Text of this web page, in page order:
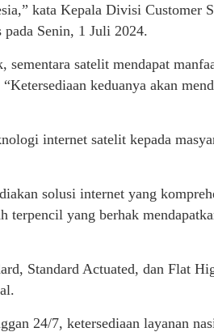
kata Kepala Divisi Customer
Senin, 1 Juli 2024.
satelit mendapat
keduanya akan
internet satelit kepada
solusi internet yang
terpencil yang berhak
Standard Actuated, dan Flat
24/7, ketersediaan layanan